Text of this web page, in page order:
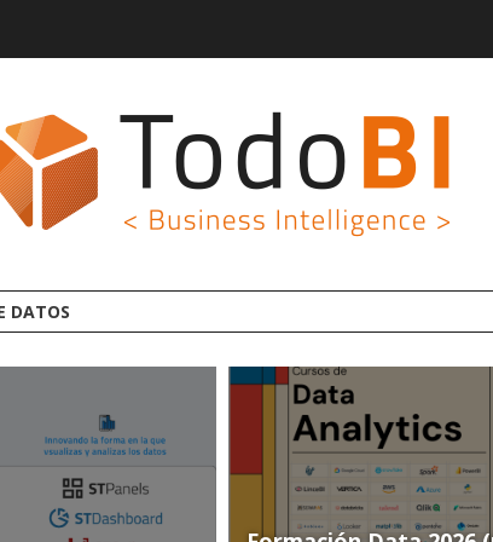
AI OPEN SOURCE